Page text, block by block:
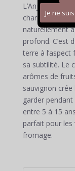
L’Anjou
charpentée,
naturellement
profond. C’est
terre à l’aspect
sa subtilité. Le
arômes de
sauvignon
garder
entre 5 à 15
parfait pour les
fromage.